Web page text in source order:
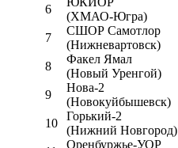
6
(ХМАО-Югра)
7
СШОР Самотлор
(Нижневартовск)
8
Факел Ямал
(Новый Уренгой)
9
Нова-2
(Новокуйбышевск)
10
Горький-2
(Нижний Новгород)
Оренбуржье-УОР